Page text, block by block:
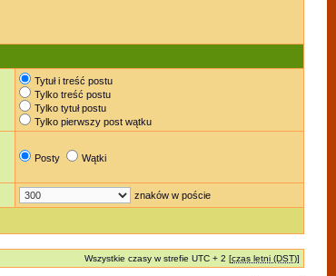
Tytuł i treść postu
Tylko treść postu
Tylko tytuł postu
Tylko pierwszy post wątku
Posty Wątki
znaków w poście
Wszystkie czasy w strefie UTC + 2 [czas letni (DST)]